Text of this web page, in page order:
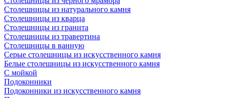
Столешницы из натурального камня
Столешницы из кварца
Столешницы из гранита
Столешницы из травертина
Столешницы в ванную
Серые столешницы из искусственного камня
Белые столешницы из искусственного камня
С мойкой
Подоконники
Подоконники из искусственного камня